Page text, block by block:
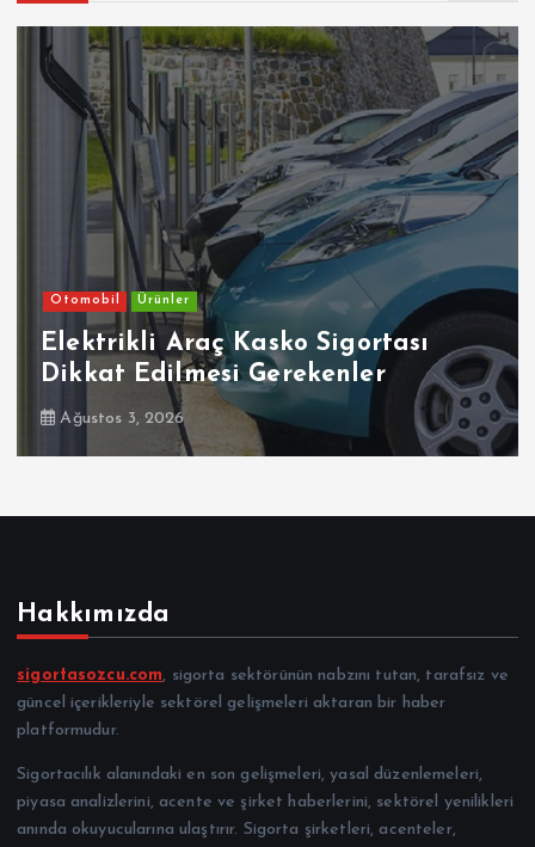
Otomobil Ürünler
Elektrikli Araç Kasko Sigortası
Dikkat Edilmesi Gerekenler
Ağustos 3, 2026
Hakkımızda
sigortasozcu.com, sigorta sektörünün nabzını tutan, tarafsız ve
güncel içerikleriyle sektörel gelişmeleri aktaran bir haber
platformudur.
Sigortacılık alanındaki en son gelişmeleri, yasal düzenlemeleri,
piyasa analizlerini, acente ve şirket haberlerini, sektörel yenilikleri
anında okuyucularına ulaştırır. Sigorta şirketleri, acenteler,